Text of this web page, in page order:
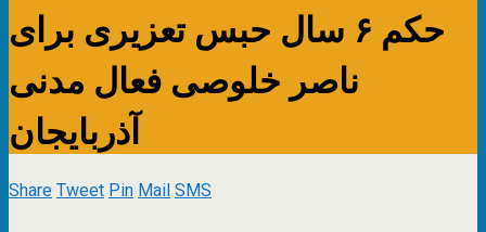
حکم ۶ سال حبس تعزیری برای
ناصر خلوصی فعال مدنی
آذربایجان
ShareTweetPinMailSMS